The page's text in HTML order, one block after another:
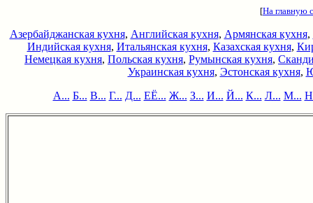
[На главную
Азербайджанская кухня, Английская кухня, Армянская кухня,
Индийская кухня, Итальянская кухня, Казахская кухня,
Немецкая кухня, Польская кухня, Румынская кухня,
Украинская кухня, Эстонская кухня,
А... Б... В... Г... Д... ЕЁ... Ж... З... И... Й... К... Л... М...